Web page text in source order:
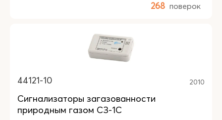
268 поверок
44121-10 2010
Сигнализаторы загазованности
природным газом СЗ-1С